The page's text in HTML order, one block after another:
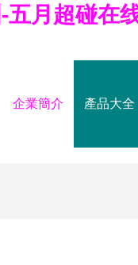
月超碰在
企業簡介 產品大全